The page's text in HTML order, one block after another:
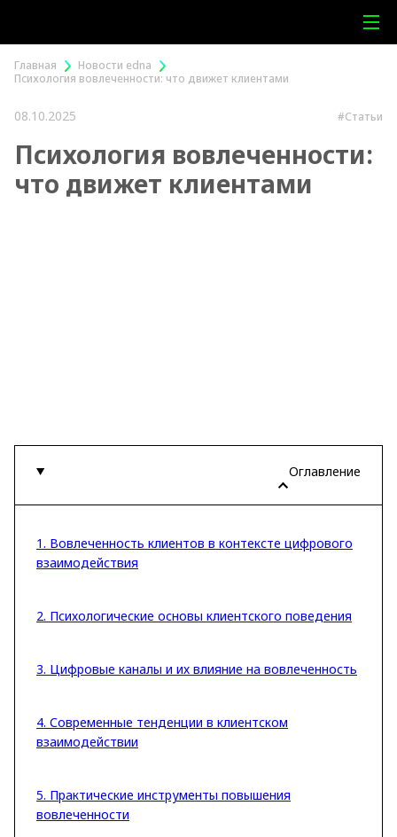
Главная
Новости edna
Психология вовлеченности: что движет клиентами
08.10.2025 #Статьи
Психология вовлеченности:
что движет клиентами
Оглавление
1. Вовлеченность клиентов в контексте цифрового
взаимодействия
2. Психологические основы клиентского поведения
3. Цифровые каналы и их влияние на вовлеченность
4. Современные тенденции в клиентском
взаимодействии
5. Практические инструменты повышения
вовлеченности